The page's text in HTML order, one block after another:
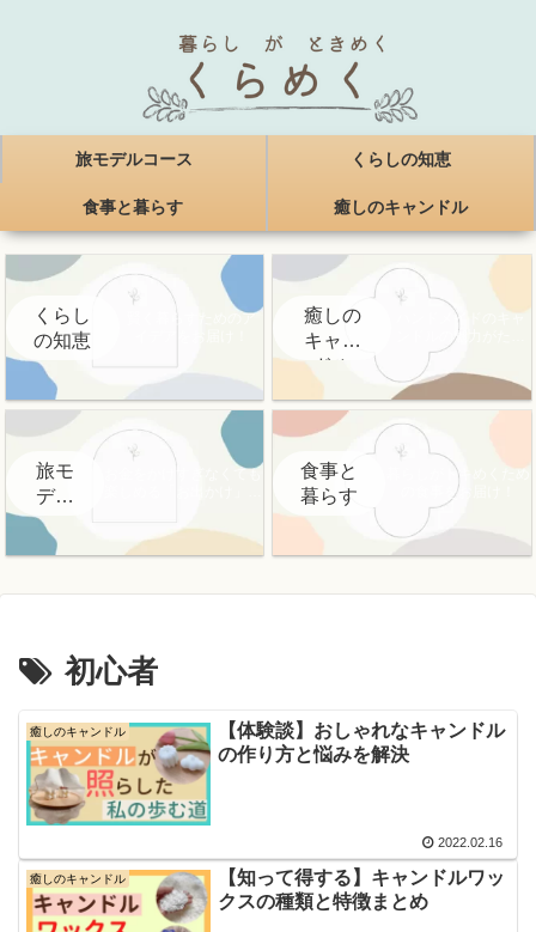
旅モデルコース くらしの知恵
食事と暮らす 癒しのキャンドル
くらし
の知恵
賢く暮らすためのア
癒しの
キャン
ドル
ハンドメイドのキャ
ンドルの魅力がたく
さん！
旅モ
デル
コー
ス
お金をかけすぎなくても
食事と
暮らす
暮らしがトキめくため
の食事をお届け！
初心者
癒しのキャンドル
【体験談】おしゃれなキャンドル
の作り方と悩みを解決
2022.02.16
癒しのキャンドル
【知って得する】キャンドルワッ
クスの種類と特徴まとめ